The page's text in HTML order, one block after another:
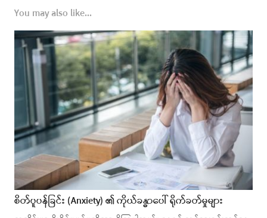
You may also like...
စိတ်ပူပန်ခြင်း (Anxiety) ၏ ကိုယ်ခန္ဓာပေါ် ရိုက်ခတ်မှုများ